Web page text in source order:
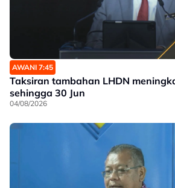
AWANI 7:45
Taksiran tambahan LHDN
sehingga 30 Jun
04/08/2026